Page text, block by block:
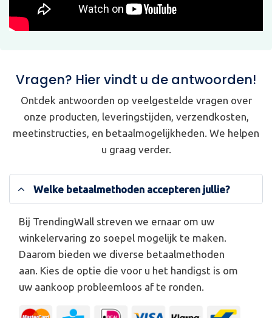
Vragen? Hier vindt u de antwoorden!
Ontdek antwoorden op veelgestelde vragen over
onze producten, leveringstijden, verzendkosten,
meetinstructies, en betaalmogelijkheden. We helpen
u graag verder.
Welke betaalmethoden accepteren jullie?
Bij TrendingWall streven we ernaar om uw
winkelervaring zo soepel mogelijk te maken.
Daarom bieden we diverse betaalmethoden
aan. Kies de optie die voor u het handigst is om
uw aankoop probleemloos af te ronden.